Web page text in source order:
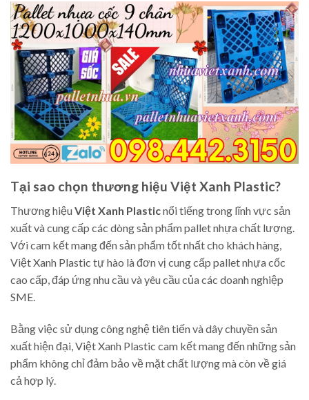
Tại sao chọn thương hiệu Việt Xanh Plastic?
Thương hiệuViệt Xanh Plasticnổi tiếng trong lĩnh vực sản
xuất và cung cấp các dòng sản phẩm pallet nhựa chất lượng.
Với cam kết mang đến sản phẩm tốt nhất cho khách hàng,
Việt Xanh Plastic tự hào là đơn vị cung cấp pallet nhựa cốc
cao cấp, đáp ứng nhu cầu và yêu cầu của các doanh nghiệp
SME.
Bằng việc sử dụng công nghệ tiên tiến và dây chuyền sản
xuất hiện đại, Việt Xanh Plastic cam kết mang đến những sản
phẩm không chỉ đảm bảo về mặt chất lượng mà còn về giá
cả hợp lý.